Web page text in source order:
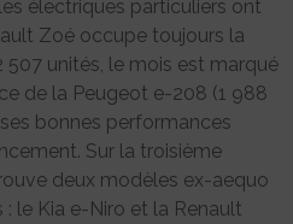
électriques particuliers ont
Zoé occupe toujours la
unités, le mois est marqué
de la Peugeot e-208 (1 988
bonnes performances
Sur la troisième
deux modèles ex-aequo
le Kia e-Niro et la Renault